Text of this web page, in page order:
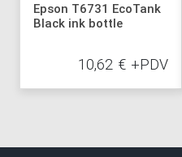
Epson T6731 EcoTank
Black ink bottle
10,62 € +PDV